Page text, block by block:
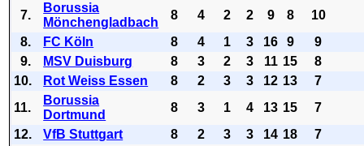
7.
Borussia
Mönchengladbach
8 4 2 2 9 8
10
8.
FC Köln 8 4 1 3 16 9
9
9.
MSV Duisburg 8 3 2 3 11 15
8
10.
Rot Weiss Essen 8 2 3 3 12 13
7
11.
Borussia
Dortmund
8 3 1 4 13 15
7
12.
VfB Stuttgart 8 2 3 3 14 18
7